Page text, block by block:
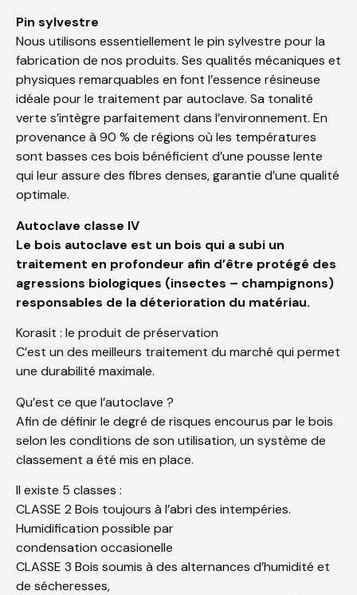
Pin sylvestre
Nous utilisons essentiellement le pin sylvestre pour la
fabrication de nos produits. Ses qualités mécaniques et
physiques remarquables en font l’essence résineuse
idéale pour le traitement par autoclave. Sa tonalité
verte s’intègre parfaitement dans l’environnement. En
provenance à 90 % de régions où les températures
sont basses ces bois bénéficient d’une pousse lente
qui leur assure des fibres denses, garantie d’une qualité
optimale.
Autoclave classe IV
Le bois autoclave est un bois qui a subi un
traitement en profondeur afin d’être protégé des
agressions biologiques (insectes – champignons)
responsables de la déterioration du matériau.
Korasit : le produit de préservation
C’est un des meilleurs traitement du marché qui permet
une durabilité maximale.
Qu’est ce que l’autoclave ?
Afin de définir le degré de risques encourus par le bois
selon les conditions de son utilisation, un système de
classement a été mis en place.
Il existe 5 classes :
CLASSE 2 Bois toujours à l’abri des intempéries.
Humidification possible par
condensation occasionelle
CLASSE 3 Bois soumis à des alternances d’humidité et
de sécheresses,